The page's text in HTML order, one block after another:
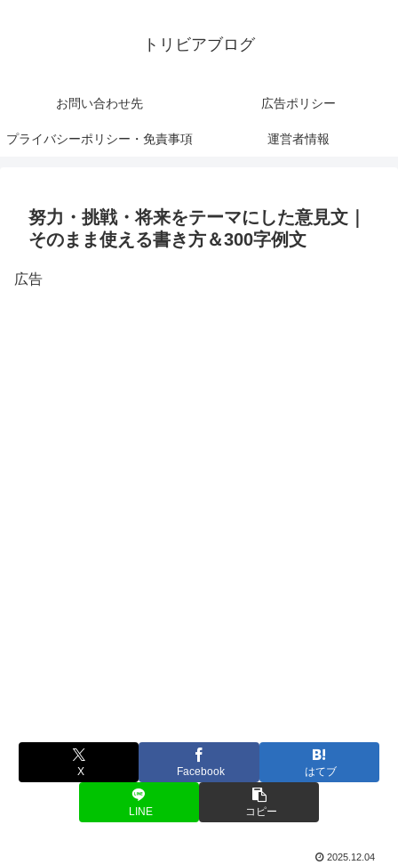
トリビアブログ
お問い合わせ先 広告ポリシー
プライバシーポリシー・免責事項 運営者情報
努力・挑戦・将来をテーマにした意見文｜
そのまま使える書き方＆300字例文
広告
X Facebook はてブ
LINE コピー
2025.12.04